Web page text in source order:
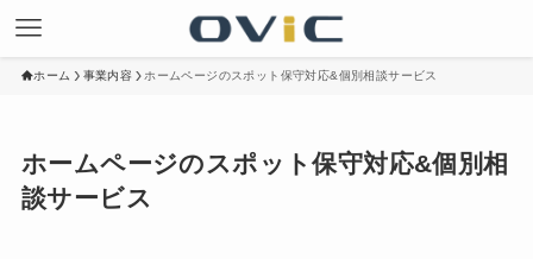
ホーム 事業内容 ホームページのスポット保守対応&個別相談サービス
ホームページのスポット保守対応&個別相
談サービス